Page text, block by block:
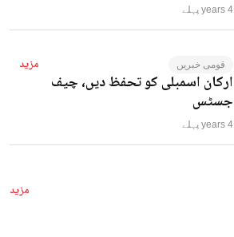
4 years پہلے
قومی خبریں مزید
ارکان اسمبلی کو تحفظ دیں، چیف
جسٹس
4 years پہلے
مزید